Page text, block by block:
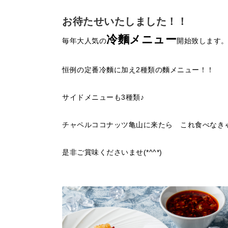
お待たせいたしました！！
毎年大人気の冷麵メニュー開始致します。
恒例の定番冷麵に加え2種類の麵メニュー！！
サイドメニューも3種類♪
チャペルココナッツ亀山に来たら これ食べなき
是非ご賞味くださいませ(*^^*)